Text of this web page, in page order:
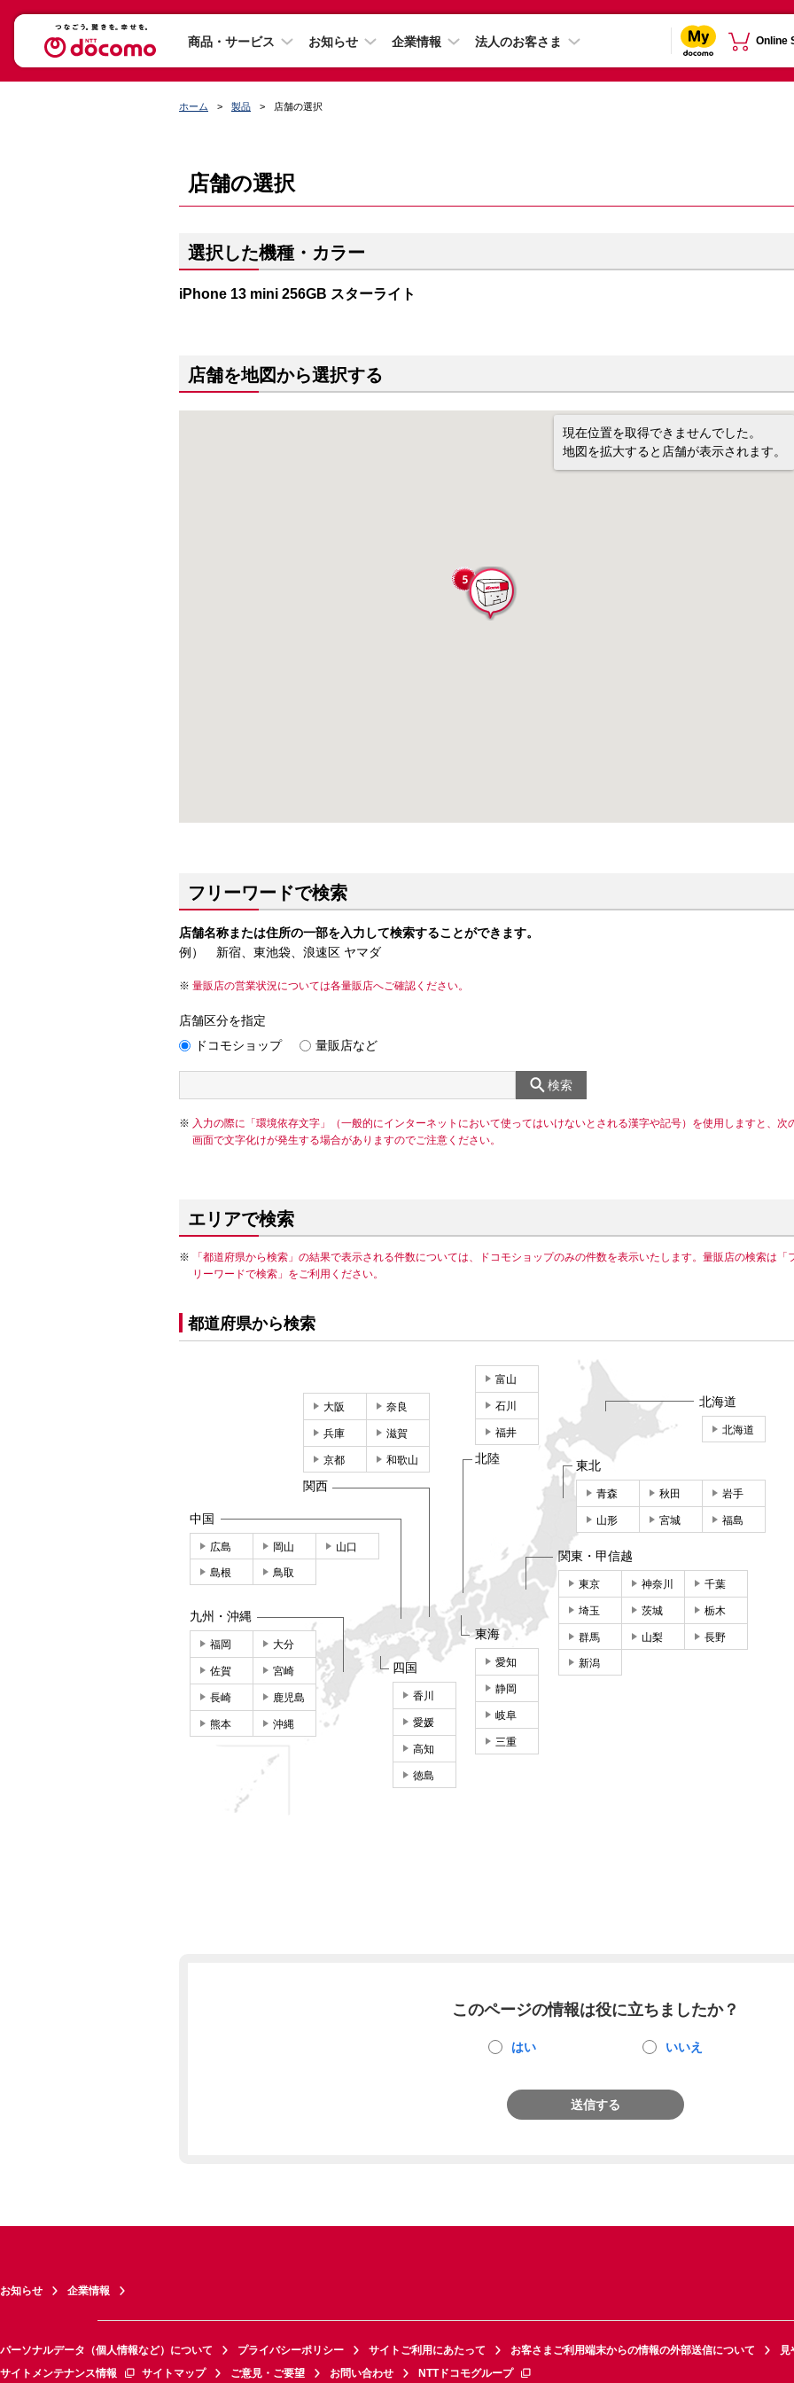
商品・サービス お知らせ 企業情報 法人のお客さま Online
ホーム 製品 店舗の選択
店舗の選択
選択した機種・カラー
iPhone 13 mini 256GB スターライト
店舗を地図から選択する
現在位置を取得できませんでした。
地図を拡大すると店舗が表示されます。
フリーワードで検索
店舗名称または住所の一部を入力して検索することができます。
例） 新宿、東池袋、浪速区 ヤマダ
量販店の営業状況については各量販店へご確認ください。
店舗区分を指定
ドコモショップ
量販店など
検索
入力の際に「環境依存文字」（一般的にインターネットにおいて使ってはいけないとされる漢字や記号）を使用しますと、次
画面で文字化けが発生する場合がありますのでご注意ください。
エリアで検索
「都道府県から検索」の結果で表示される件数については、ドコモショップのみの件数を表示いたします。量販店の検索は「
リーワードで検索」をご利用ください。
都道府県から検索
北海道
北海道
東北
青森 秋田 岩手
山形 宮城 福島
関東・甲信越
東京 神奈川 千葉
埼玉 茨城 栃木
群馬 山梨 長野
新潟
東海
愛知
静岡
岐阜
三重
富山
石川
福井
北陸
大阪 奈良
兵庫 滋賀
京都 和歌山
関西
中国
広島 岡山 山口
島根 鳥取
四国
香川
愛媛
高知
徳島
九州・沖縄
福岡 大分
佐賀 宮崎
長崎 鹿児島
熊本 沖縄
このページの情報は役に立ちましたか？
はい いいえ
送信する
お知らせ 企業情報
パーソナルデータ（個人情報など）について プライバシーポリシー サイトご利用にあたって お客さまご利用端末からの情報の外部送信について
見
サイトメンテナンス情報
サイトマップ ご意見・ご要望 お問い合わせ NTTドコモグループ